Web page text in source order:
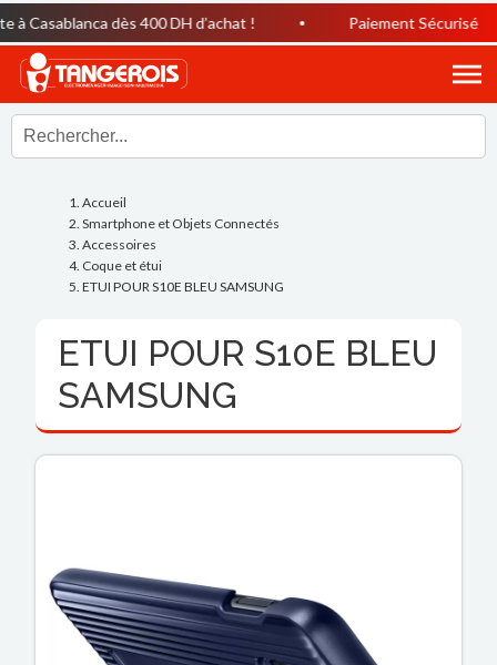
dès 400 DH d’achat ! Paiement Sécurisé
Accueil
Smartphone et Objets Connectés
Accessoires
Coque et étui
ETUI POUR S10E BLEU SAMSUNG
ETUI POUR S10E BLEU
SAMSUNG